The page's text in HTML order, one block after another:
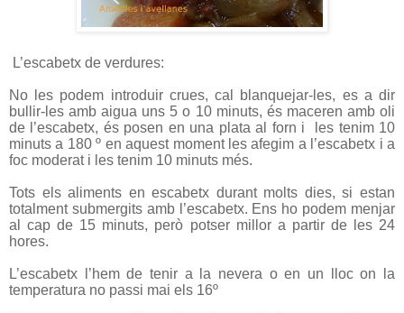
L’escabetx de verdures:
No les podem introduir crues, cal blanquejar-les, es a dir
bullir-les amb aigua uns 5 o 10 minuts, és maceren amb oli
de l’escabetx, és posen en una plata al forn i
les tenim 10
minuts a 180 º en aquest moment les afegim a l’escabetx i a
foc moderat i les tenim 10 minuts més.
Tots els aliments en escabetx durant molts dies, si estan
totalment submergits amb l’escabetx. Ens ho podem menjar
al cap de 15 minuts, però potser millor a partir de les 24
hores.
L’escabetx l’hem de tenir a la nevera o en un lloc on la
temperatura no passi mai els 16º